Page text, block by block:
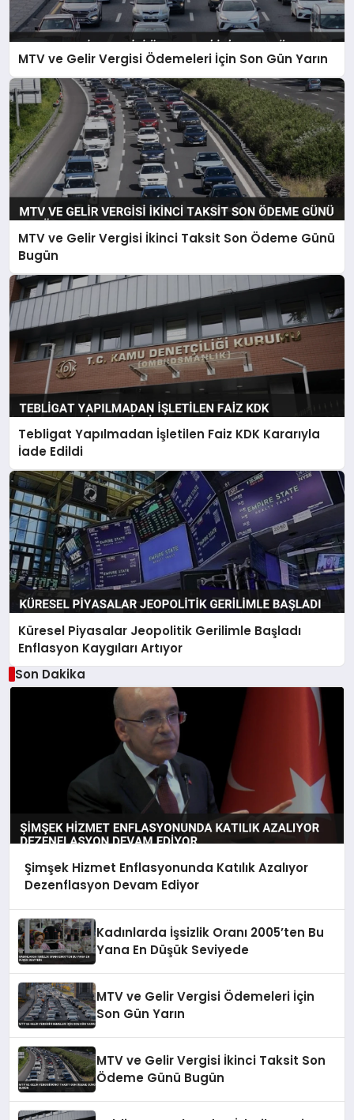
MTV ve Gelir Vergisi Ödemeleri İçin Son Gün Yarın
MTV ve Gelir Vergisi İkinci Taksit Son Ödeme Günü
Bugün
Tebligat Yapılmadan İşletilen Faiz KDK Kararıyla
İade Edildi
Küresel Piyasalar Jeopolitik Gerilimle Başladı
Enflasyon Kaygıları Artıyor
Son Dakika
Şimşek Hizmet Enflasyonunda Katılık Azalıyor
Dezenflasyon Devam Ediyor
Kadınlarda İşsizlik Oranı 2005’ten Bu
Yana En Düşük Seviyede
MTV ve Gelir Vergisi Ödemeleri İçin
Son Gün Yarın
MTV ve Gelir Vergisi İkinci Taksit Son
Ödeme Günü Bugün